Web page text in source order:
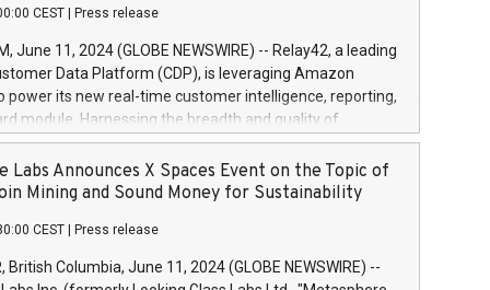
the auction. For further information, please call
or email verdbrefamidlun@landsbankinn.is.
CEST Press release
June 11, 2024 (GLOBE NEWSWIRE) -- Relay42, a leading
Data Platform (CDP), is leveraging Amazon
power its new real-time customer intelligence, reporting,
module. Harnessing the breadth and quality of
the new Insights module empowers marketing teams
customer behaviors and gain invaluable insights into
of their marketing programs across all online, offline,
beta version Key capabilities of the Relay42 Insights
Deep insights into customer behaviors: With the
module, marketers can ask unlimited questions about
Labs Announces X Spaces Event on the Topic of
Mining and Sound Money for Sustainability
CEST Press release
British Columbia, June 11, 2024 (GLOBE NEWSWIRE) --